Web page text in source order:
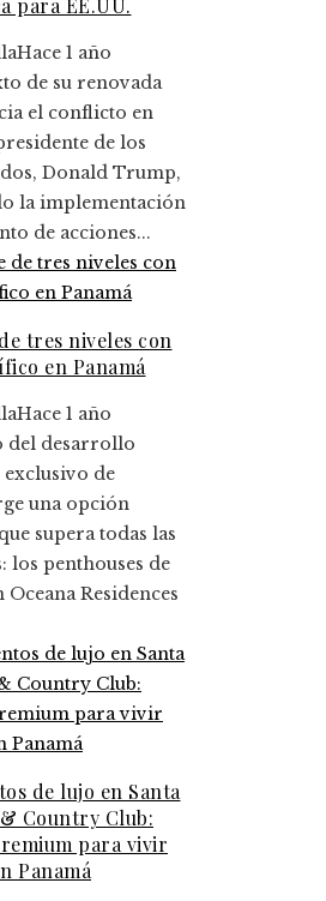
para EE.UU.
Hace 1 año
de su renovada
el conflicto en
de los
Donald Trump,
la implementación
de acciones...
tres niveles con
en Panamá
Hace 1 año
del desarrollo
de
una opción
supera todas las
los penthouses de
Oceana Residences
de lujo en Santa
Country Club:
para vivir
Panamá